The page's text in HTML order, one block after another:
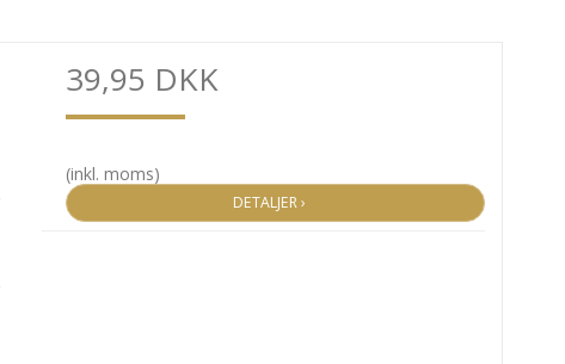
39,95 DKK
(inkl. moms)
DETALJER ›